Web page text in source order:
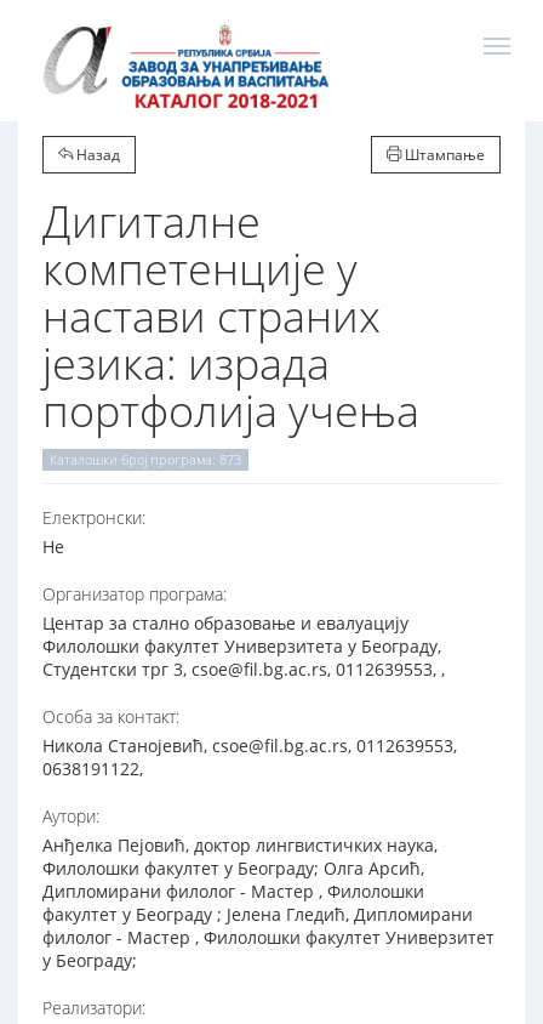
Назад Штампање
Дигиталне
компетенције у
настави страних
језика: израда
портфолија учења
Каталошки број програма: 873
Електронски:
Не
Организатор програма:
Центар за стално образовање и евалуацију
Филолошки факултет Универзитета у Београду,
Студентски трг 3, csoe@fil.bg.ac.rs, 0112639553, ,
Особа за контакт:
Никола Станојевић, csoe@fil.bg.ac.rs, 0112639553,
0638191122,
Аутори:
Анђелка Пејовић, доктор лингвистичких наука,
Филолошки факултет у Београду; Олга Арсић,
Дипломирани филолог - Мастер , Филолошки
факултет у Београду ; Јелена Гледић, Дипломирани
филолог - Мастер , Филолошки факултет Универзитет
у Београду;
Реализатори: